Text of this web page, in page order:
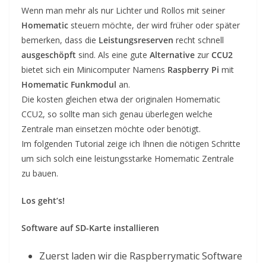
Wenn man mehr als nur Lichter und Rollos mit seiner
Homematic steuern möchte, der wird früher oder später
bemerken, dass die Leistungsreserven recht schnell
ausgeschöpft sind. Als eine gute Alternative zur CCU2
bietet sich ein Minicomputer Namens Raspberry Pi mit
Homematic Funkmodul an.
Die kosten gleichen etwa der originalen Homematic
CCU2, so sollte man sich genau überlegen welche
Zentrale man einsetzen möchte oder benötigt.
Im folgenden Tutorial zeige ich Ihnen die nötigen Schritte
um sich solch eine leistungsstarke Homematic Zentrale
zu bauen.
Los geht’s!
Software auf SD-Karte installieren
Zuerst laden wir die Raspberrymatic Software